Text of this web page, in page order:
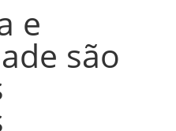
e
são